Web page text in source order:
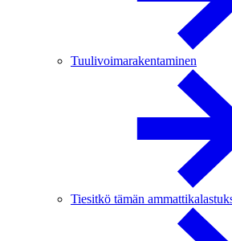
Tuulivoimarakentaminen
Tiesitkö tämän